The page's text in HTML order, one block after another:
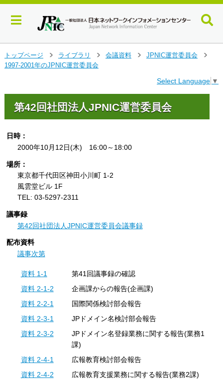
イ
ン
トップページ
>
ライブラリ
>
会議資料
JPNIC運営委員会
1997-2001年のJPNIC運営委員会
Select Language ▼
第42回社団法人JPNIC運営委員会
日時：
2000年10月12日(木) 16:00～18:00
場所：
東京都千代田区神田小川町 1-2
風雲堂ビル 1F
TEL: 03-5297-2311
議事録
第42回社団法人JPNIC運営委員会議事録
配布資料
議事次第
資料 1-1
第41回議事録の確認
資料 2-1-2
企画課からの報告(企画課)
資料 2-2-1
国際関係検討部会報告
資料 2-3-1
JPドメイン名検討部会報告
資料 2-3-2
JPドメイン名登録業務に関する報告(業務1
課)
資料 2-4-1
広報教育検討部会報告
資料 2-4-2
広報教育支援業務に関する報告(業務2課)